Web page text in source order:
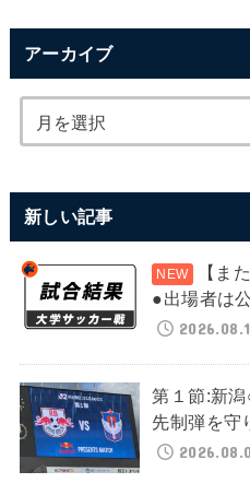
アーカイブ
新しい記事
【ま
●出場者は
第１節:新
先制弾を守